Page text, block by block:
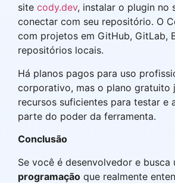
site cody.dev, instalar o plugin no
conectar com seu repositório. O
com projetos em GitHub, GitLab,
repositórios locais.
Há planos pagos para uso
corporativo, mas o plano gratuito
recursos suficientes para testar e
parte do poder da ferramenta.
Conclusão
Se você é desenvolvedor e busca
programação que realmente